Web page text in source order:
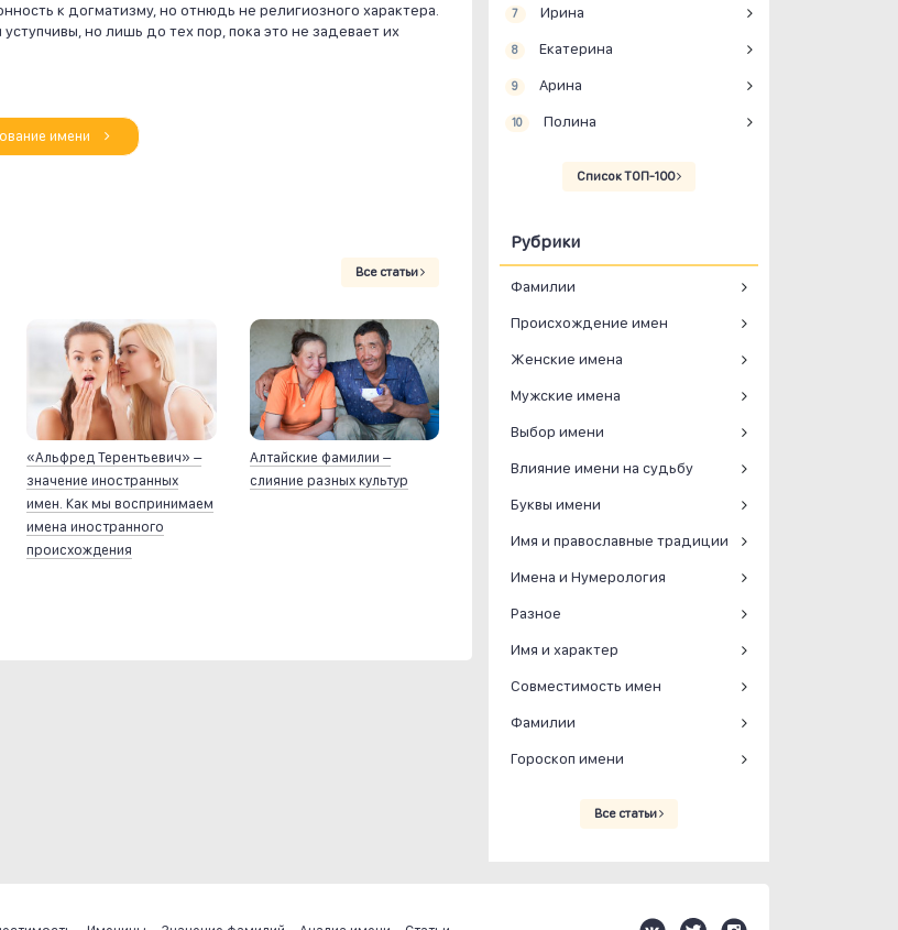
к догматизму, но отнюдь не религиозного характера.
но лишь до тех пор, пока это не задевает их
имени
Все статьи
«Альфред Терентьевич» –
значение иностранных
имен. Как мы воспринимаем
имена иностранного
происхождения
Алтайские фамилии –
слияние разных культур
7 Ирина
8 Екатерина
9 Арина
10 Полина
Список ТОП-100
Рубрики
Фамилии
Происхождение имен
Женские имена
Мужские имена
Выбор имени
Влияние имени на судьбу
Буквы имени
Имя и православные традиции
Имена и Нумерология
Разное
Имя и характер
Совместимость имен
Фамилии
Гороскоп имени
Все статьи